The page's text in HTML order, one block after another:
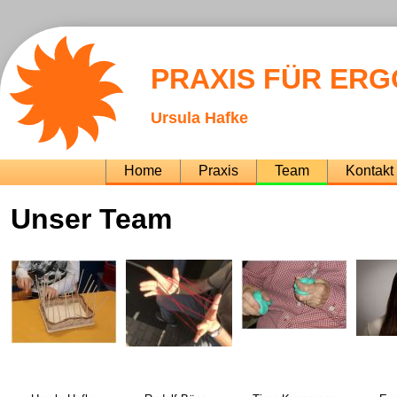
PRAXIS FÜR
Ursula Hafke
überspringen
Home Praxis Team Kontakt
Unser Team
Navigation
überspringen